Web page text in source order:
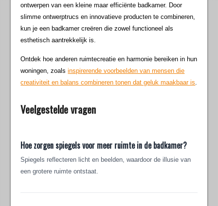
ontwerpen van een kleine maar efficiënte badkamer. Door
slimme ontwerptrucs en innovatieve producten te combineren,
kun je een badkamer creëren die zowel functioneel als
esthetisch aantrekkelijk is.
Ontdek hoe anderen ruimtecreatie en harmonie bereiken in hun
woningen, zoalsinspirerende voorbeelden van mensen die
creativiteit en balans combineren tonen dat geluk maakbaar is.
Veelgestelde vragen
Hoe zorgen spiegels voor meer ruimte in de badkamer?
Spiegels reflecteren licht en beelden, waardoor de illusie van
een grotere ruimte ontstaat.